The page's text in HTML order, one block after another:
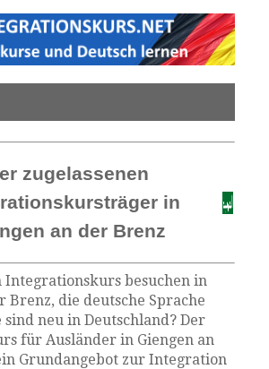
zugelassenen
in
an der Brenz
Integrationskurs besuchen in
Brenz, die deutsche Sprache
neu in Deutschland? Der
für Ausländer in Giengen an
Grundangebot zur Integration